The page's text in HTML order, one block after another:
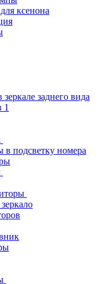
ксенона
заднего вида
1
в подсветку номера